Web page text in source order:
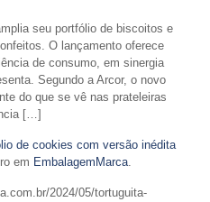
seu portfólio de biscoitos e
O lançamento oferece
de consumo, em sinergia
Segundo a Arcor, o novo
do que se vê nas prateleiras
[…]
de cookies com versão inédita
em EmbalagemMarca.
2024/05/tortuguita-